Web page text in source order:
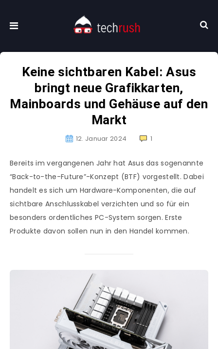
Keine sichtbaren Kabel: Asus
bringt neue Grafikkarten,
Mainboards und Gehäuse auf den
Markt
12. Januar 2024 1
Bereits im vergangenen Jahr hat Asus das sogenannte
“Back-to-the-Future”-Konzept (BTF) vorgestellt. Dabei
handelt es sich um Hardware-Komponenten, die auf
sichtbare Anschlusskabel verzichten und so für ein
besonders ordentliches PC-System sorgen. Erste
Produkte davon sollen nun in den Handel kommen.